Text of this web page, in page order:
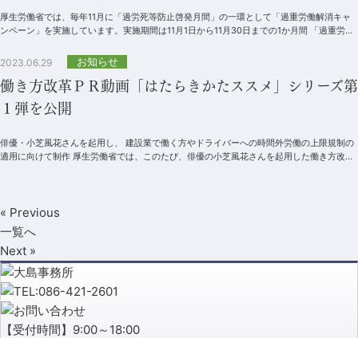
厚生労働省では、毎年11月に「過労死等防止啓発月間」の一環として「過重労働解消キャ
ンペーン」を実施しています。実施期間は11月1日から11月30日までの1か月間 「過重労働
2023.06.29 お知らせ
働き方改革ＰＲ動画「はたらきかたススメ」シリーズ第
１弾を公開
俳優・小芝風花さんを起用し、 建設業で働く方やドライバーへの時間外労働の上限規制の
適用に向けて制作 厚生労働省では、このたび、俳優の小芝風花さんを起用した働き方改革
« Previous
一覧へ
Next »
【受付時間】9:00～18:00